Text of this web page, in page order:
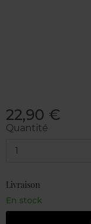
22,90 €
Quantité
1
Livraison
En stock